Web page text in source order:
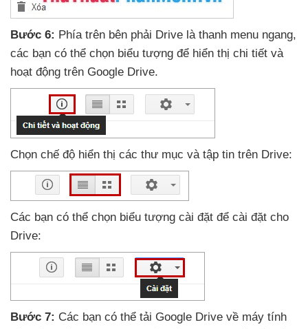
Bước 6: Phía trên bên phải Drive là thanh menu ngang,
các bạn có thể chọn biểu tượng để hiển thị chi tiết và
hoạt động trên Google Drive.
Chọn chế độ hiển thị các thư mục và tập tin trên Drive:
Các bạn có thể chọn biểu tượng cài đặt để cài đặt cho
Drive:
Bước 7: Các bạn có thể tải Google Drive về máy tính